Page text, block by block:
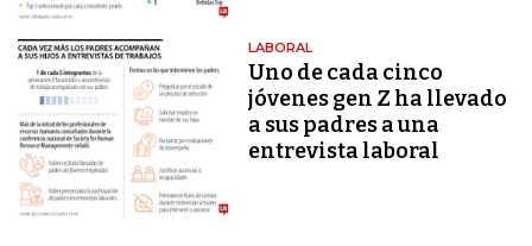
LABORAL
Uno de cada cinco
jóvenes gen Z ha llevado
a sus padres a una
entrevista laboral